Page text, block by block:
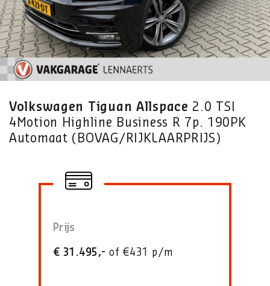
Volkswagen Tiguan Allspace 2.0 TSI
4Motion Highline Business R 7p. 190PK
Automaat (BOVAG/RIJKLAARPRIJS)
Prijs
€ 31.495,-of €431 p/m